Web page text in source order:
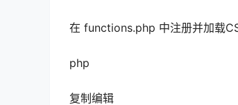
在 functions.php 中注册并加载
php
复制编辑